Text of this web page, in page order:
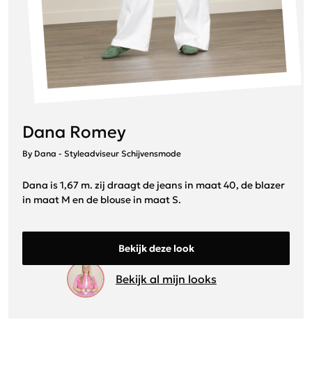
Dana Romey
By Dana - Styleadviseur Schijvensmode
Dana is 1,67 m. zij draagt de jeans in maat 40, de blazer
in maat M en de blouse in maat S.
Bekijk deze look
Bekijk al mijn looks